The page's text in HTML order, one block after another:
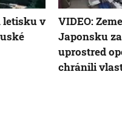
letisku v
VIDEO:
Japonsku
uprostred
chránili